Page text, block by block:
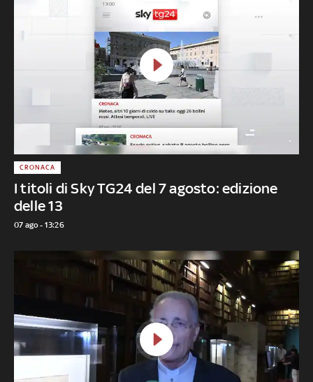
I titoli di Sky TG24 del 7 agosto: edizione
delle 13
CRONACA
07 ago - 13:26